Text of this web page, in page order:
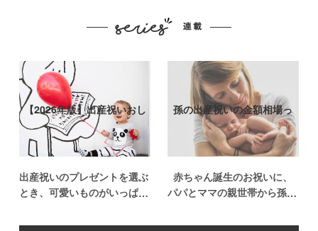
【2026年版】出産祝いおし
ゃれなプ…
出産祝いのプレゼントを選ぶ
とき、可愛いものがいっぱい
の気持ちを込めて贈るものだ
孫の出産祝いの金額相場っ
て？出産祝い…
赤ちゃん誕生のお祝いに、
パパとママの親世帯から孫誕
た場合、今現在のお祝いの相